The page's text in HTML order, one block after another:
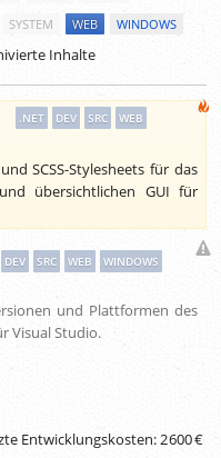
SYSTEM WEB
WINDOWS
Inhalte
.NET DEV SRC
WEB
SCSS-Stylesheets für das
übersichtlichen GUI für
DEV SRC WEB WINDOWS
und Plattformen des
Visual Studio.
Entwicklungskosten:2 600 €